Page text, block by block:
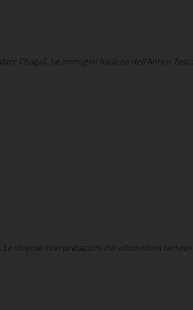
Chagall. Le immagini bibliche dell’Antico
diverse interpretazioni del «dominium